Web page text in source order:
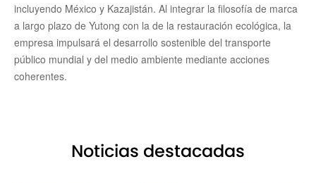
incluyendo México y Kazajistán. Al integrar la filosofía de marca
a largo plazo de Yutong con la de la restauración ecológica, la
empresa impulsará el desarrollo sostenible del transporte
público mundial y del medio ambiente mediante acciones
coherentes.
Noticias destacadas